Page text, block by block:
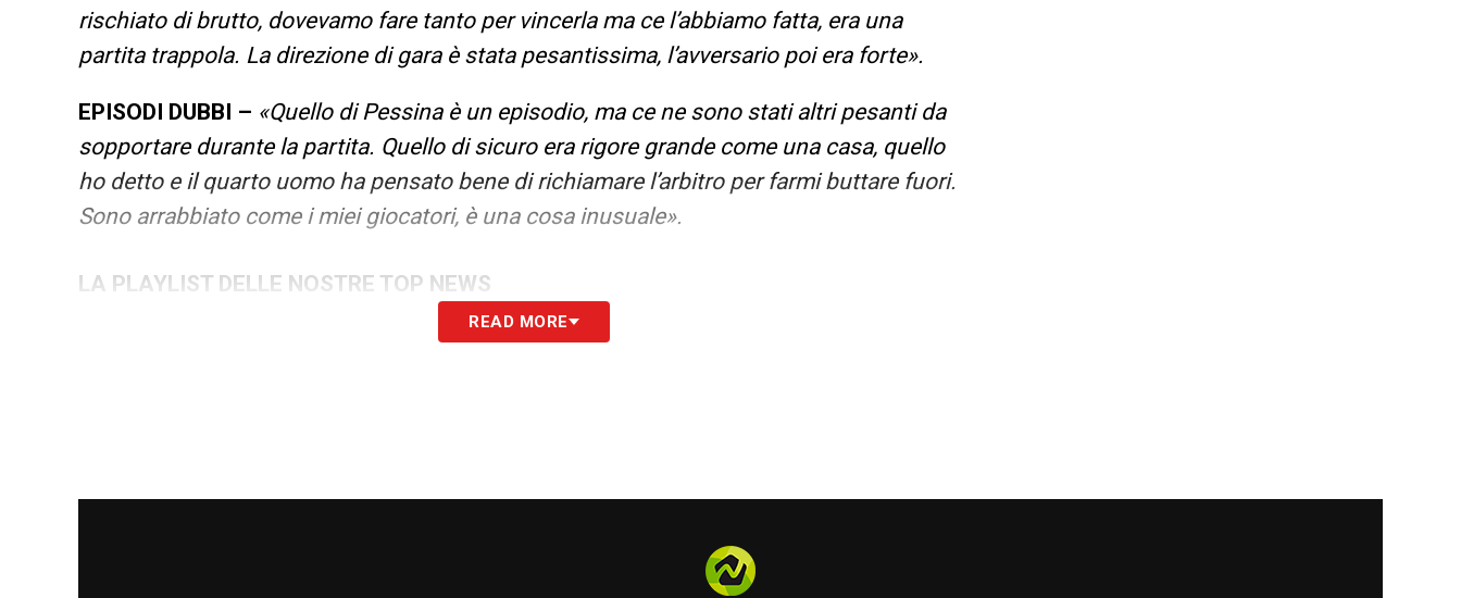
rischiato di brutto, dovevamo fare tanto per vincerla ma ce l’abbiamo fatta, era una
partita trappola. La direzione di gara è stata pesantissima, l’avversario poi era forte».
EPISODI DUBBI – «Quello di Pessina è un episodio, ma ce ne sono stati altri pesanti da
sopportare durante la partita. Quello di sicuro era rigore grande come una casa, quello
ho detto e il quarto uomo ha pensato bene di richiamare l’arbitro per farmi buttare fuori.
Sono arrabbiato come i miei giocatori, è una cosa inusuale».
LA PLAYLIST DELLE NOSTRE TOP NEWS
READ MORE